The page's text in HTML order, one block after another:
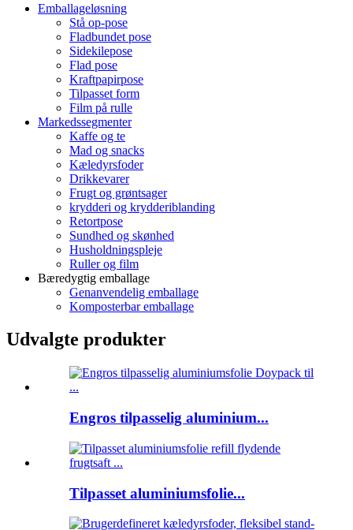
Emballageløsning
Stå op-pose
Fladbundet pose
Sidekilepose
Flad pose
Kraftpapirpose
Tilpasset form
Film på rulle
Markedssegmenter
Kaffe og te
Mad og snacks
Kæledyrsfoder
Drikkevarer
Frugt og grøntsager
krydderi og krydderiblanding
Retortpose
Sundhed og skønhed
Husholdningspleje
Ruller og film
Bæredygtig emballage
Genanvendelig emballage
Komposterbar emballage
Udvalgte produkter
Engros tilpasselig aluminium...
Tilpasset aluminiumsfolie...